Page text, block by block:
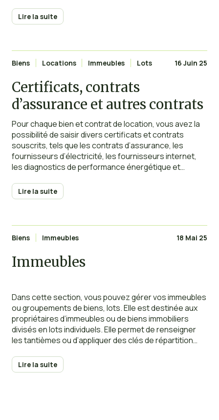
équipements, Les photos du
Lire la suite
Biens Locations Immeubles Lots 16 Juin 25
Certificats, contrats
d’assurance et autres contrats
Pour chaque bien et contrat de location, vous avez la
possibilité de saisir divers certificats et contrats
souscrits, tels que les contrats d’assurance, les
fournisseurs d’électricité, les fournisseurs internet,
les diagnostics de performance énergétique et
pouvez entrer ces informations dans l’onglet
« Contrats et Diagnostics », qui regroupe
Lire la suite
Biens Immeubles 18 Mai 25
Immeubles
Dans cette section, vous pouvez gérer vos immeubles
ou groupements de biens, lots. Elle est destinée aux
propriétaires d’immeubles ou de biens immobiliers
divisés en lots individuels. Elle permet de renseigner
les tantièmes ou d’appliquer des clés de répartition
communes. Vous avez pouvez effectuer les
opérations suivantes
Lire la suite